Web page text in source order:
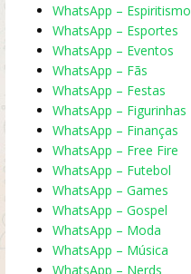
WhatsApp – Espiritismo
WhatsApp – Esportes
WhatsApp – Eventos
WhatsApp – Fãs
WhatsApp – Festas
WhatsApp – Figurinhas
WhatsApp – Finanças
WhatsApp – Free Fire
WhatsApp – Futebol
WhatsApp – Games
WhatsApp – Gospel
WhatsApp – Moda
WhatsApp – Música
WhatsApp – Nerds